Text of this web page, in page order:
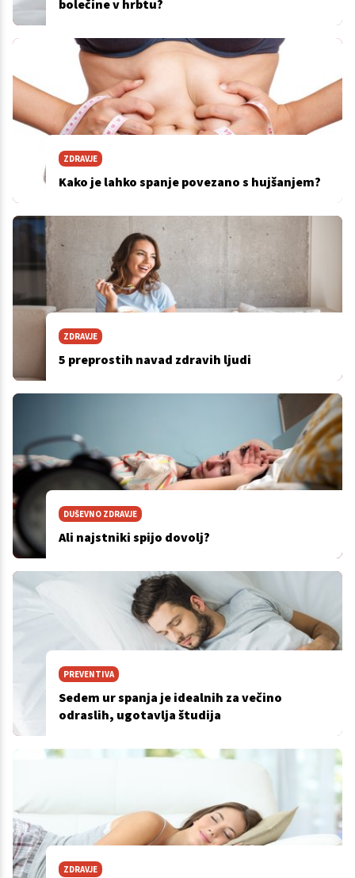
bolečine v hrbtu?
ZDRAVJE
Kako je lahko spanje povezano s hujšanjem?
ZDRAVJE
5 preprostih navad zdravih ljudi
DUŠEVNO ZDRAVJE
Ali najstniki spijo dovolj?
PREVENTIVA
Sedem ur spanja je idealnih za večino
odraslih, ugotavlja študija
ZDRAVJE